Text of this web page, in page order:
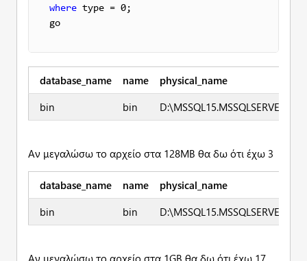
where type = 0;
go
database_name name
physical_name
bin
bin
Αν μεγαλώσω το αρχείο στα 128ΜΒ θα δω ότι έχω 3
database_name name
physical_name
bin
bin